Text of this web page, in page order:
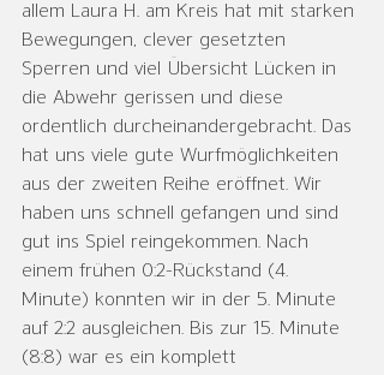
allem Laura H. am Kreis hat mit starken
Bewegungen, clever gesetzten
Sperren und viel Übersicht Lücken in
die Abwehr gerissen und diese
ordentlich durcheinandergebracht. Das
hat uns viele gute Wurfmöglichkeiten
aus der zweiten Reihe eröffnet. Wir
haben uns schnell gefangen und sind
gut ins Spiel reingekommen. Nach
einem frühen 0:2-Rückstand (4.
Minute) konnten wir in der 5. Minute
auf 2:2 ausgleichen. Bis zur 15. Minute
(8:8) war es ein komplett